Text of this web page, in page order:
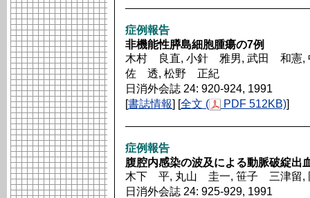
症例報告
非機能性膵島細胞腫瘍の7例
木村 良直, 小針 雅男, 武田 和憲
佐 透, 松野 正紀
日消外会誌 24: 920-924, 1991
[書誌情報] [全文 ( PDF 512KB)]
症例報告
腹腔内感染の波及による動脈破綻出
木下 平, 丸山 圭一, 笹子 三津留,
日消外会誌 24: 925-929, 1991